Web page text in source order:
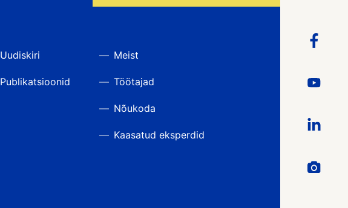
Uudiskiri
Publikatsioonid
Meist
Töötajad
Nõukoda
Kaasatud eksperdid